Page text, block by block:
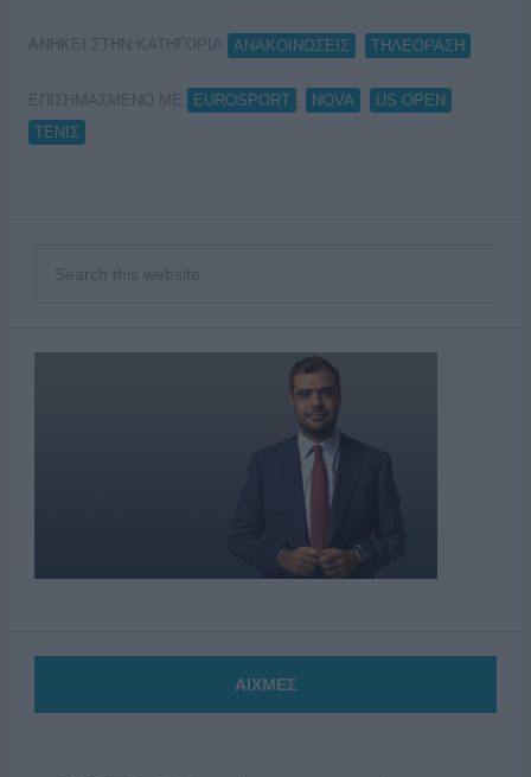
ΑΝΗΚΕΙ ΣΤΗΝ ΚΑΤΗΓΟΡΙΑ: ΑΝΑΚΟΙΝΩΣΕΙΣ ΤΗΛΕΟΡΑΣΗ
ΕΠΙΣΗΜΑΣΜΕΝΟ ΜΕ: EUROSPORT NOVA US OPEN
ΤΕΝΙΣ
ΑΙΧΜΕΣ